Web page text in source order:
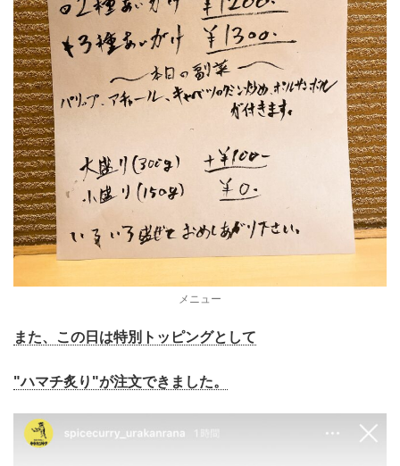
メニュー
また、この日は特別トッピングとして
"ハマチ炙り"が注文できました。